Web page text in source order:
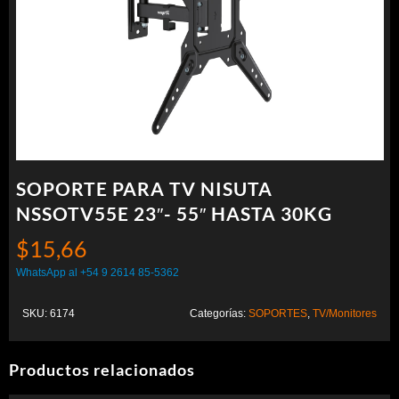
SOPORTE PARA TV NISUTA
NSSOTV55E 23″- 55″ HASTA 30KG
$15,66
WhatsApp al +54 9 2614 85-5362
SKU: 6174 Categorías: SOPORTES TV/Monitores
Productos relacionados